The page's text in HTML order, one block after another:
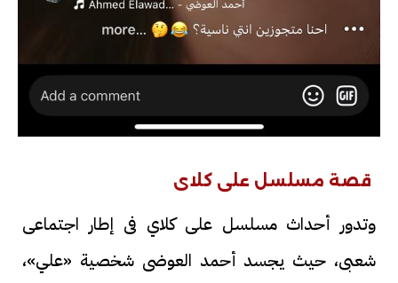
قصة مسلسل على كلاى
وتدور أحداث مسلسل على كلاي فى إطار اجتماعى
شعبى، حيث يجسد أحمد العوضى شخصية «علي»،